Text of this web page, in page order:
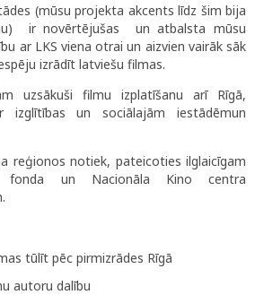
(mūsu projekta akcents līdz šim bija
ir novērtējušas un atbalsta mūsu
ar LKS viena otrai un aizvien vairāk sāk
izrādīt latviešu filmas.
uzsākuši filmu izplatīšanu arī Rīgā,
izglītības un sociālajām iestādēmun
reģionos notiek, pateicoties ilglaicīgam
fonda un Nacionāla Kino centra
tūlīt pēc pirmizrādes Rīgā
autoru dalību